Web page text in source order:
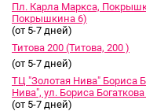
Пл. Карла Маркса,
Покрышкина 6)
(от 5-7 дней)
Титова 200 (Титова, 200 )
(от 5-7 дней)
ТЦ "Золотая Нива" Бориса
Нива", ул. Бориса
(от 5-7 дней)